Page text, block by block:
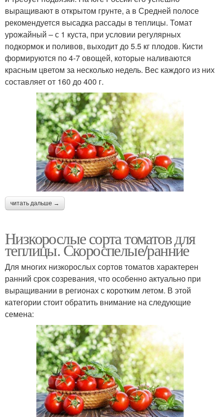
выращивают в открытом грунте, а в Средней полосе
рекомендуется высадка рассады в теплицы. Томат
урожайный – с 1 куста, при условии регулярных
подкормок и поливов, выходит до 5.5 кг плодов. Кисти
формируются по 4-7 овощей, которые наливаются
красным цветом за несколько недель. Вес каждого из них
составляет от 160 до 400 г.
читать дальше →
Низкорослые сорта томатов для
теплицы. Скороспелые/ранние
Для многих низкорослых сортов томатов характерен
ранний срок созревания, что особенно актуально при
выращивании в регионах с коротким летом. В этой
категории стоит обратить внимание на следующие
семена: